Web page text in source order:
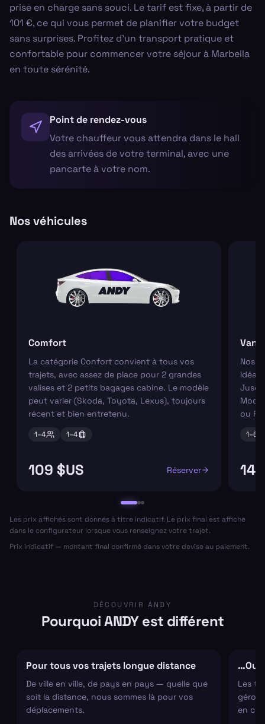
prise en charge sans souci. Le tarif est fixe, à partir de
101 €, ce qui vous permet de planifier votre budget
sans surprises. Profitez d'un transport pratique et
confortable pour commencer votre séjour à Marbella
en toute sérénité.
Point de rendez-vous
Votre chauffeur vous attendra dans le hall
des arrivées de votre terminal, avec une
pancarte à votre nom.
Nos véhicules
Comfort
La catégorie Confort convient à tous vos
trajets, avec assez de place pour 2 grandes
valises et 2 petits bagages cabine. Le modèle
peut varier (Skoda, Toyota, Lexus), toujours
récent et bien entretenu.
1–4 1–4
109 $US Réserver
Van
Nos
ou
1–6
Les prix affichés sont donnés à titre indicatif. Le prix final est affiché
dans le configurateur lorsque vous renseignez votre trajet.
Prix indicatif — montant final confirmé dans votre devise au paiement.
DÉCOUVRIR ANDY
Pourquoi ANDY est différent
Pour tous vos trajets longue distance
De ville en ville, de pays en pays — quelle que
soit la distance, nous sommes là pour vos
déplacements.
…Ou
Les
en